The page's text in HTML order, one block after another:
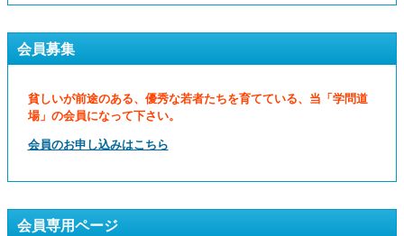
会員募集
貧しいが前途のある、優秀な若者たちを育てている、当「学問道
場」の会員になって下さい。
会員のお申し込みはこちら
会員専用ページ